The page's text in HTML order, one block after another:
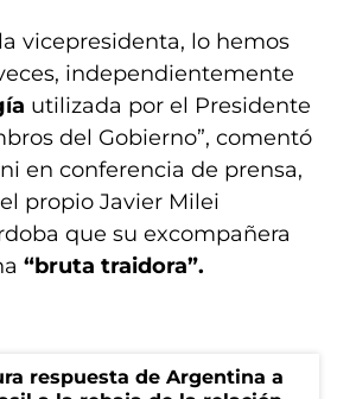
vicepresidenta, lo hemos
independientemente
utilizada por el Presidente
del Gobierno”, comentó
en conferencia de prensa,
propio Javier Milei
que su excompañera
“bruta traidora”.
respuesta de Argentina a